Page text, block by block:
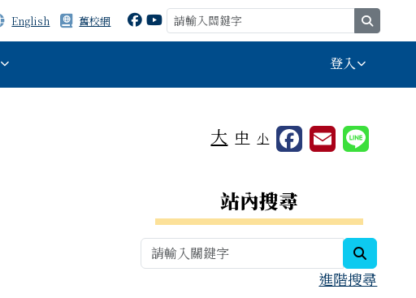
English 舊校網
登入
⏸
大 中 小
右邊區域內容
站內搜尋
進階搜尋